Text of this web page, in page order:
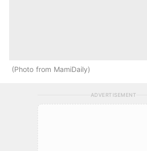
Photo from MamiDaily
ADVERTISEMENT